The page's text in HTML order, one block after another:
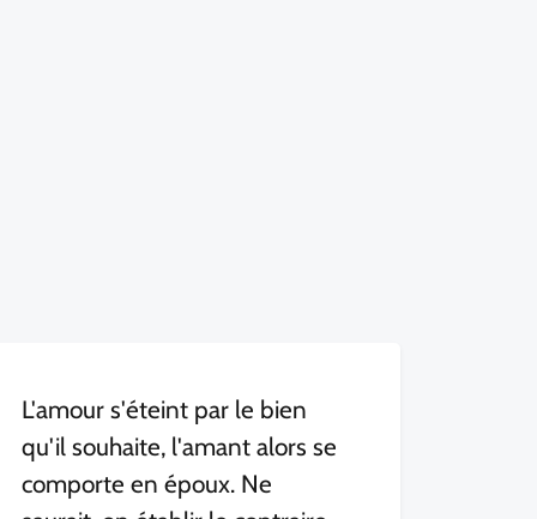
L'amour s'éteint par le bien
qu'il souhaite, l'amant alors se
comporte en époux. Ne